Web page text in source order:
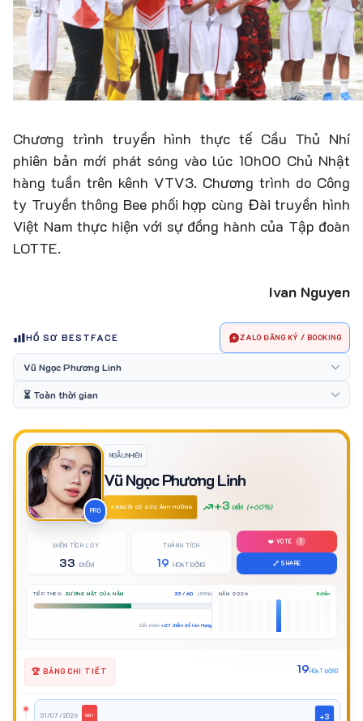
Chương trình truyền hình thực tế Cầu Thủ Nhí
phiên bản mới phát sóng vào lúc 10h00 Chủ Nhật
hàng tuần trên kênh VTV3. Chương trình do Công
ty Truyền thông Bee phối hợp cùng Đài truyền hình
Việt Nam thực hiện với sự đồng hành của Tập đoàn
LOTTE.
Ivan Nguyen
HỒ SƠ BESTFACE ZALO ĐĂNG KÝ / BOOKING
PRO
NGẪU NHIÊN
Vũ Ngọc Phương Linh
NGƯỜI CÓ SỨC ẢNH HƯỞNG +3 ĐIỂM (+60%)
ĐIỂM TÍCH LŨY
33 ĐIỂM
THÀNH TÍCH
19 HOẠT ĐỘNG
❤️ VOTE 7
🔗 SHARE
TIẾP THEO: GƯƠNG MẶT CỦA NĂM 33 / 60 (55%)
Cần thêm +27 điểm để lên Hạng
NĂM 2026 8 điểm
🏆 BẢNG CHI TIẾT 19HOẠT ĐỘNG
31/07/2026 MỚI +3